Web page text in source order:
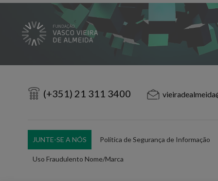
(+351) 21 311 3400
JUNTE-SE A NÓS Política de Segurança de Informação
Uso Fraudulento Nome/Marca